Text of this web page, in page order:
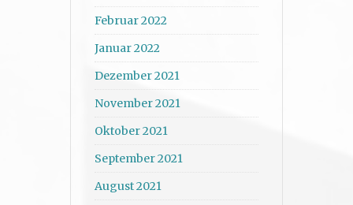
Februar 2022
Januar 2022
Dezember 2021
November 2021
Oktober 2021
September 2021
August 2021